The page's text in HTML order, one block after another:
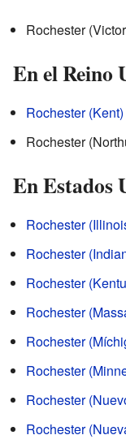
Rochester
En el Reino
Rochester (Kent)
Rochester
En Estados
Rochester
Rochester
Rochester
Rochester
Rochester
Rochester
Rochester
Rochester